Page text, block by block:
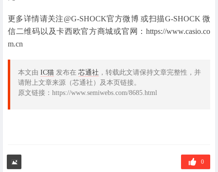
更多详情请关注@G-SHOCK官方微博 或扫描G-SHOCK 微
信二维码以及卡西欧官方商城或官网：https://www.casio.co
m.cn
本文由 IC猫 发布在 芯通社 ，转载此文请保持文章完整性，并
请附上文章来源（芯通社）及本页链接。
原文链接：https://www.semiwebs.com/8685.html
0